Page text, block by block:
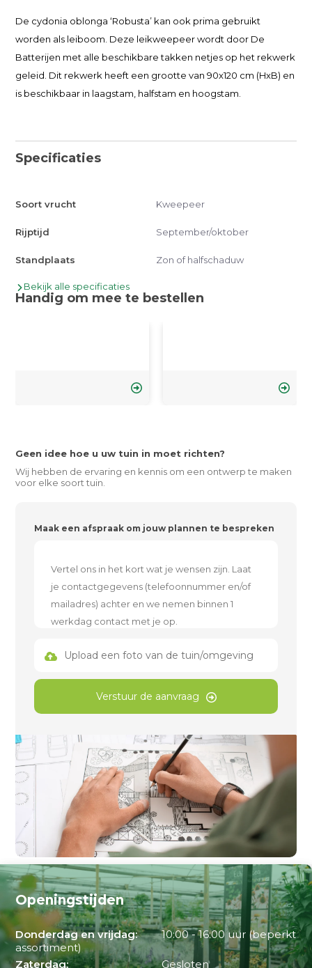
De cydonia oblonga ‘Robusta’ kan ook prima gebruikt
worden als leiboom. Deze leikweepeer wordt door De
Batterijen met alle beschikbare takken netjes op het rekwerk
geleid. Dit rekwerk heeft een grootte van 90x120 cm (HxB) en
is beschikbaar in laagstam, halfstam en hoogstam.
Specificaties
Soort vrucht Kweepeer
Rijptijd September/oktober
Standplaats Zon of halfschaduw
Bekijk alle specificaties
Handig om mee te bestellen
Geen idee hoe u uw tuin in moet richten?
Wij hebben de ervaring en kennis om een ontwerp te maken
voor elke soort tuin.
Maak een afspraak om jouw plannen te bespreken
Upload een foto van de tuin/omgeving
Verstuur de aanvraag
Openingstijden
Donderdag en vrijdag:
10:00 - 16:00 uur (beperkt
assortiment)
Zaterdag:
Gesloten